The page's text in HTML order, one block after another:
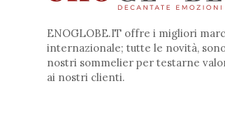
ENOGLOBE.IT offre i migliori
internazionale; tutte le novità,
nostri sommelier per testarne
ai nostri clienti.